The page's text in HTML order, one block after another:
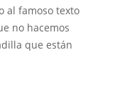
al famoso texto
no hacemos
que están